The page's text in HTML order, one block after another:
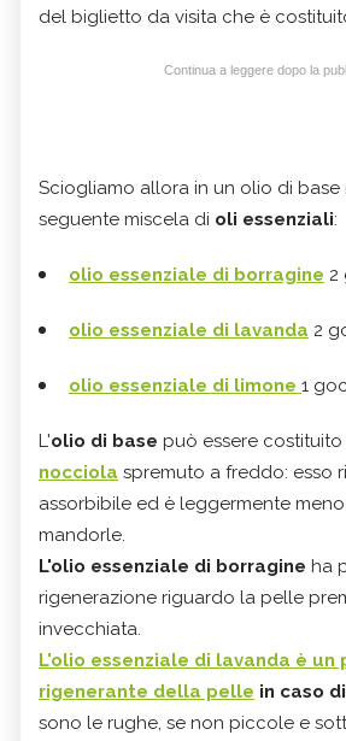
del biglietto da visita che è
Continua a leggere dopo la
Sciogliamo allora in un olio di base
seguente miscela di oli essenziali:
olio essenziale di borragine 2
olio essenziale di lavanda 2
olio essenziale di limone 1
L'olio di base può essere costituito
nocciola spremuto a freddo: esso
assorbibile ed è leggermente
mandorle.
L'olio essenziale di borragine ha
rigenerazione riguardo la pelle
invecchiata.
L'olio essenziale di lavanda è un
rigenerante della pelle in caso
sono le rughe, se non piccole e